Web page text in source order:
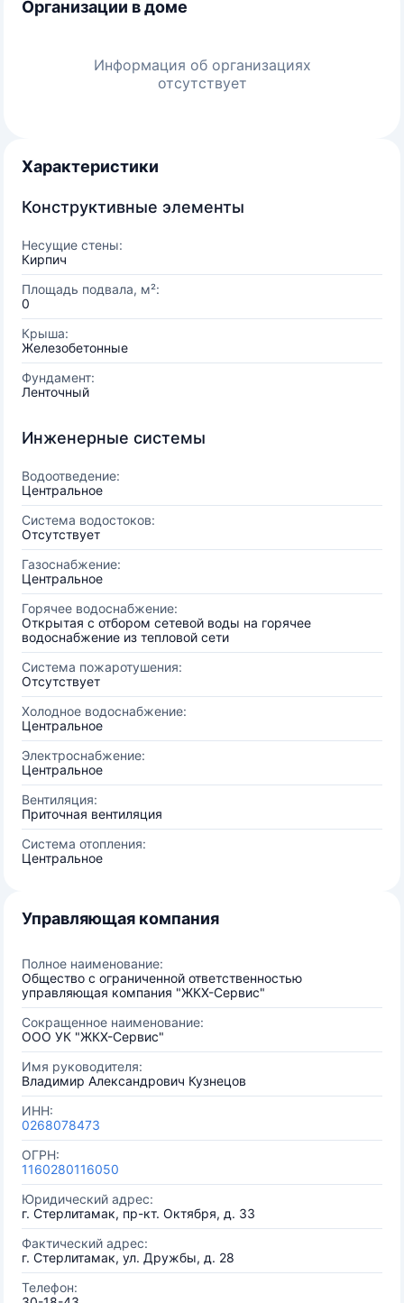
Организации в доме
Информация об организациях
отсутствует
Характеристики
Конструктивные элементы
Несущие стены:
Кирпич
Площадь подвала, м²:
0
Крыша:
Железобетонные
Фундамент:
Ленточный
Инженерные системы
Водоотведение:
Центральное
Система водостоков:
Отсутствует
Газоснабжение:
Центральное
Горячее водоснабжение:
Открытая с отбором сетевой воды на горячее
водоснабжение из тепловой сети
Система пожаротушения:
Отсутствует
Холодное водоснабжение:
Центральное
Электроснабжение:
Центральное
Вентиляция:
Приточная вентиляция
Система отопления:
Центральное
Управляющая компания
Полное наименование:
Общество с ограниченной ответственностью
управляющая компания "ЖКХ-Сервис"
Сокращенное наименование:
ООО УК "ЖКХ-Сервис"
Имя руководителя:
Владимир Александрович Кузнецов
ИНН:
0268078473
ОГРН:
1160280116050
Юридический адрес:
г. Стерлитамак, пр-кт. Октября, д. 33
Фактический адрес:
г. Стерлитамак, ул. Дружбы, д. 28
Телефон: